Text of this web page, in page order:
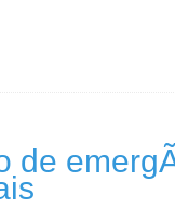
de